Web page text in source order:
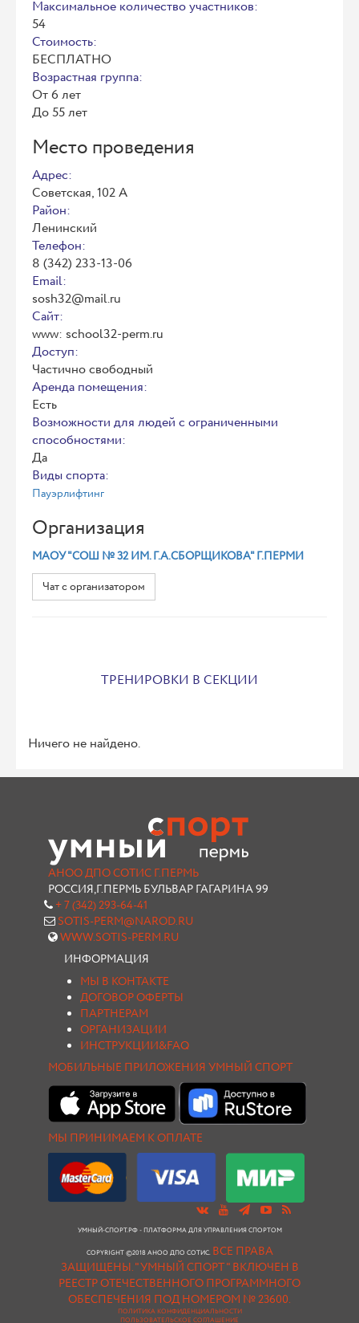
Максимальное количество участников:
54
Стоимость:
БЕСПЛАТНО
Возрастная группа:
От 6 лет
До 55 лет
Место проведения
Адрес:
Советская, 102 А
Район:
Ленинский
Телефон:
8 (342) 233-13-06
Email:
sosh32@mail.ru
Сайт:
www: school32-perm.ru
Доступ:
Частично свободный
Аренда помещения:
Есть
Возможности для людей с ограниченными
способностями:
Да
Виды спорта:
Пауэрлифтинг
Организация
МАОУ "СОШ № 32 ИМ. Г.А.СБОРЩИКОВА" Г.ПЕРМИ
Чат с организатором
ТРЕНИРОВКИ В СЕКЦИИ
Ничего не найдено.
АНОО ДПО СОТИС Г.ПЕРМЬ
РОССИЯ,Г.ПЕРМЬ БУЛЬВАР ГАГАРИНА 99
+ 7 (342) 293-64-41
SOTIS-PERM@NAROD.RU
WWW.SOTIS-PERM.RU
ИНФОРМАЦИЯ
МЫ В КОНТАКТЕ
ДОГОВОР ОФЕРТЫ
ПАРТНЕРАМ
ОРГАНИЗАЦИИ
ИНСТРУКЦИИ&FAQ
МОБИЛЬНЫЕ ПРИЛОЖЕНИЯ УМНЫЙ СПОРТ
МЫ ПРИНИМАЕМ К ОПЛАТЕ
УМНЫЙ-СПОРТ.РФ - ПЛАТФОРМА ДЛЯ УПРАВЛЕНИЯ СПОРТОМ
COPYRIGHT ©2018 АНОО ДПО СОТИС. ВСЕ ПРАВА
ЗАЩИЩЕНЫ."УМНЫЙ СПОРТ " ВКЛЮЧЕН В
РЕЕСТР ОТЕЧЕСТВЕННОГО ПРОГРАММНОГО
ОБЕСПЕЧЕНИЯ ПОД НОМЕРОМ № 23600.
ПОЛИТИКА КОНФИДЕНЦИАЛЬНОСТИ
ПОЛЬЗОВАТЕЛЬСКОЕ СОГЛАШЕНИЕ